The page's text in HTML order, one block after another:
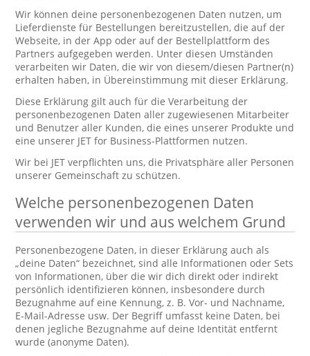
Wir können deine personenbezogenen Daten nutzen, um
Lieferdienste für Bestellungen bereitzustellen, die auf der
Webseite, in der App oder auf der Bestellplattform des
Partners aufgegeben werden. Unter diesen Umständen
verarbeiten wir Daten, die wir von diesem/diesen Partner(n)
erhalten haben, in Übereinstimmung mit dieser Erklärung.
Diese Erklärung gilt auch für die Verarbeitung der
personenbezogenen Daten aller zugewiesenen Mitarbeiter
und Benutzer aller Kunden, die eines unserer Produkte und
eine unserer JET for Business-Plattformen nutzen.
Wir bei JET verpflichten uns, die Privatsphäre aller Personen
unserer Gemeinschaft zu schützen.
Welche personenbezogenen Daten
verwenden wir und aus welchem Grund
Personenbezogene Daten, in dieser Erklärung auch als
„deine Daten“ bezeichnet, sind alle Informationen oder Sets
von Informationen, über die wir dich direkt oder indirekt
persönlich identifizieren können, insbesondere durch
Bezugnahme auf eine Kennung, z. B. Vor- und Nachname,
E-Mail-Adresse usw. Der Begriff umfasst keine Daten, bei
denen jegliche Bezugnahme auf deine Identität entfernt
wurde (anonyme Daten).